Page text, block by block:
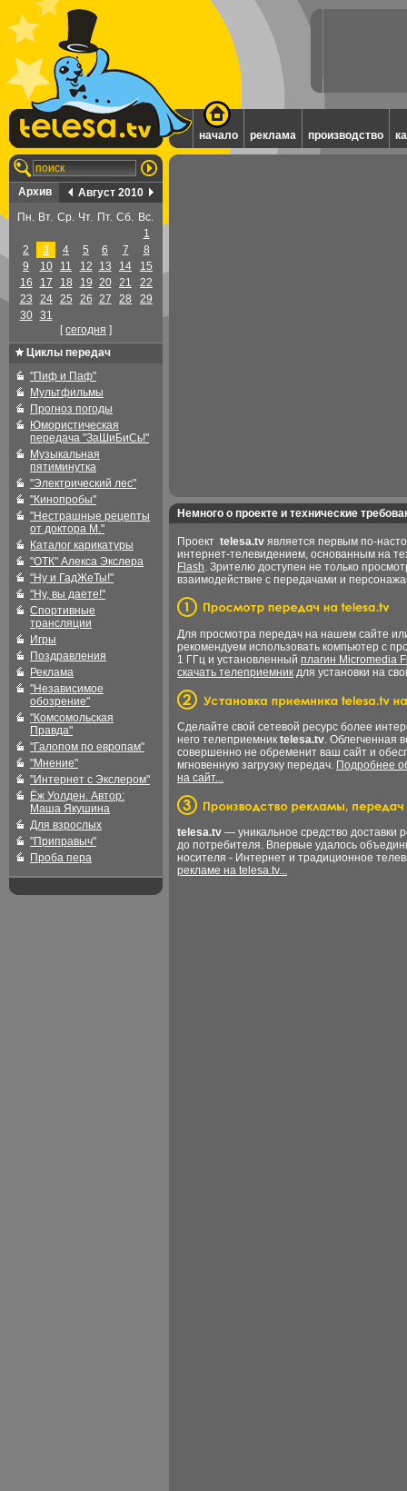
начало реклама производство
Архив
Август 2010
Пн. Вт. Ср. Чт. Пт. Сб. Вс.
1
2
3 4 5 6 7
8
9
10 11 12 13 14
15
16
17 18 19 20 21
22
23
24 25 26 27 28
29
30
31
[cегодня ]
Циклы передач
"Пиф и Паф"
Мультфильмы
Прогноз погоды
Юмористическая
передача "ЗаШиБиСь!"
Музыкальная
пятиминутка
"Электрический лес"
"Кинопробы"
"Нестрашные рецепты
от доктора М."
Каталог карикатуры
"ОТК" Алекса Экслера
"Ну и ГадЖеТы!"
"Ну, вы даете!"
Спортивные
трансляции
Игры
Поздравления
Реклама
"Независимое
обозрение"
"Комсомольская
Правда"
"Галопом по европам"
"Мнение"
"Интернет с Экслером"
Ёж Уолден. Автор:
Маша Якушина
Для взрослых
"Приправыч"
Проба пера
Немного о проекте и технические
Проект telesa.tv является первым по-
интернет-телевидением, основанным на
Flash. Зрителю доступен не только
взаимодействие с передачами и
Для просмотра передач на нашем сайте
рекомендуем использовать компьютер с
1 ГГц и установленный плагин Micromedia
скачать телеприемник для установки на
Сделайте свой сетевой ресурс более
него телеприемник telesa.tv. Облегченная
совершенно не обременит ваш сайт и
мгновенную загрузку передач. Подробнее
на сайт...
telesa.tv — уникальное средство доставки
до потребителя. Впервые удалось
носителя - Интернет и традиционное
рекламе на telesa.tv...